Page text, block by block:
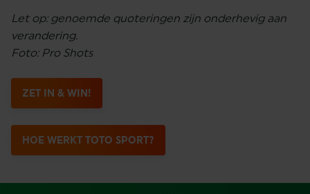
Let op: genoemde quoteringen zijn onderhevig aan
verandering.
Foto: Pro Shots
ZET IN & WIN!
HOE WERKT TOTO SPORT?